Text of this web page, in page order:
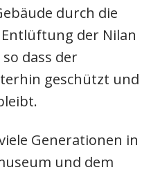
Sockelrahmen
durch die
der Nilan
dass der
geschützt und
Generationen in
und dem